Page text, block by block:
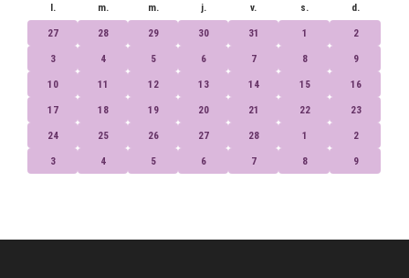
l. m. m. j. v. s. d.
27 28 29 30 31 1 2
3 4 5 6 7 8 9
10 11 12 13 14 15 16
17 18 19 20 21 22 23
24 25 26 27 28 1 2
3 4 5 6 7 8 9